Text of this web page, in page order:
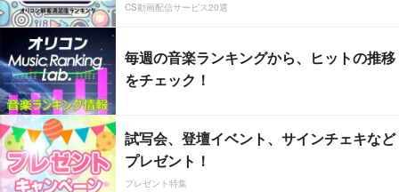
CS動画配信サービス20選
毎週の音楽ランキングから、ヒットの推移
をチェック！
試写会、登壇イベント、サインチェキなど
プレゼント！
プレゼント特集